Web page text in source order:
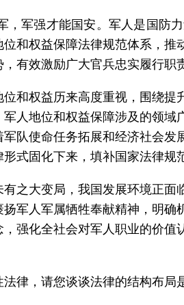
军强才能国安。军人是国防
和权益保障法律规范体系，推
有效激励广大官兵忠实履行职
和权益历来高度重视，围绕
人地位和权益保障涉及的领
队使命任务拓展和经济社会
式固化下来，填补国家法律规
之大变局，我国发展环境正
军人军属牺牲奉献精神，明
强化全社会对军人职业的价
律，请您谈谈法律的结构布局